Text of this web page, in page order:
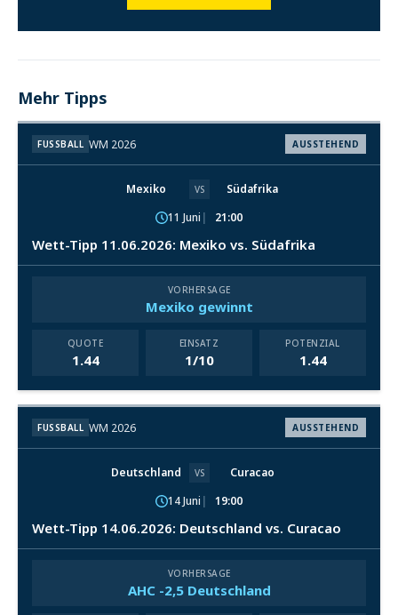
Mehr Tipps
FUSSBALL WM 2026 AUSSTEHEND
Mexiko VS
Südafrika
11 Juni
21:00
Wett-Tipp 11.06.2026: Mexiko vs. Südafrika
VORHERSAGE
Mexiko gewinnt
QUOTE
1.44
EINSATZ
1/10
POTENZIAL
1.44
FUSSBALL WM 2026 AUSSTEHEND
Deutschland VS
Curacao
14 Juni
19:00
Wett-Tipp 14.06.2026: Deutschland vs. Curacao
VORHERSAGE
AHC -2,5 Deutschland